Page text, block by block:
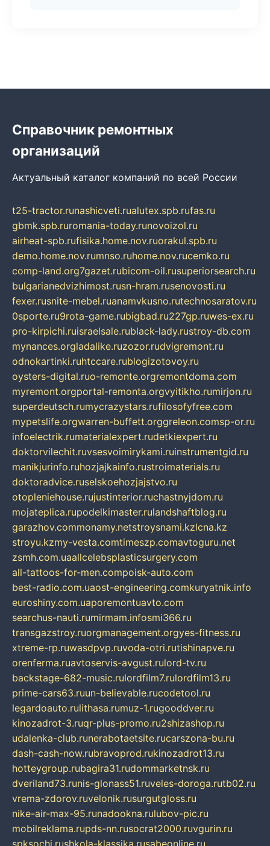
Справочник ремонтных
организаций
Актуальный каталог компаний по всей России
t25-tractor.runashicveti.rualutex.spb.rufas.ru
gbmk.spb.ruromania-today.runovoizol.ru
airheat-spb.rufisika.home.nov.ruorakul.spb.ru
demo.home.nov.rumnso.ruhome.nov.rucemko.ru
comp-land.org7gazet.rubicom-oil.rusuperiorsearch.ru
bulgarianedvizhimost.rusn-hram.rusenovosti.ru
fexer.rusnite-mebel.ruanamvkusno.rutechnosaratov.ru
0sporte.ru9rota-game.rubigbad.ru227gp.ruwes-ex.ru
pro-kirpichi.ruisraelsale.rublack-lady.rustroy-db.com
mynances.orgladalike.ruzozor.rudvigremont.ru
odnokartinki.ruhtccare.rublogizotovoy.ru
oysters-digital.ruo-remonte.orgremontdoma.com
myremont.orgportal-remonta.orgvyitikho.rumirjon.ru
superdeutsch.rumycrazystars.rufilosofyfree.com
mypetslife.orgwarren-buffett.orggreleon.comsp-or.ru
infoelectrik.rumaterialexpert.rudetkiexpert.ru
doktorvilechit.ruvsesvoimirykami.ruinstrumentgid.ru
manikjurinfo.ruhozjajkainfo.rustroimaterials.ru
doktoradvice.ruselskoehozjajstvo.ru
otopleniehouse.rujustinterior.ruchastnyjdom.ru
mojateplica.rupodelkimaster.rulandshaftblog.ru
garazhov.commonamy.netstroysnami.kzlcna.kz
stroyu.kzmy-vesta.comtimeszp.comavtoguru.net
zsmh.com.uaallcelebsplasticsurgery.com
all-tattoos-for-men.compoisk-auto.com
best-radio.com.uaost-engineering.comkuryatnik.info
euroshiny.com.uaporemontuavto.com
searchus-nauti.rumirmam.infosmi366.ru
transgazstroy.ruorgmanagement.orgyes-fitness.ru
xtreme-rp.ruwasdpvp.ruvoda-otri.rutishinapve.ru
orenferma.ruavtoservis-avgust.rulord-tv.ru
backstage-682-music.rulordfilm7.rulordfilm13.ru
prime-cars63.ruun-believable.rucodetool.ru
legardoauto.rulithasa.rumuz-1.rugooddver.ru
kinozadrot-3.ruqr-plus-promo.ru2shizashop.ru
udalenka-club.runerabotaetsite.rucarszona-bu.ru
dash-cash-now.rubravoprod.rukinozadrot13.ru
hotteygroup.rubagira31.rudommarketnsk.ru
dveriland73.runis-glonass51.ruveles-doroga.rutb02.ru
vrema-zdorov.ruvelonik.rusurgutgloss.ru
nike-air-max-95.runadookna.rulubov-pic.ru
mobilreklama.rupds-nn.rusocrat2000.ruvgurin.ru
spksochi.rushkola-klassika.rusabeonline.ru